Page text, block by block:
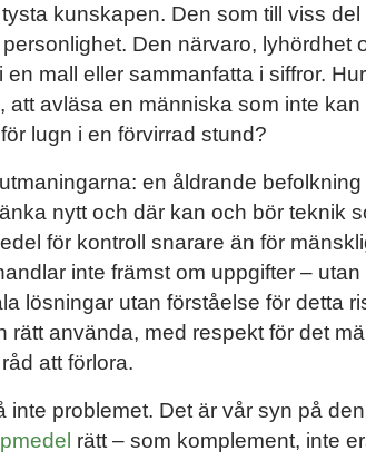
kunskapen. Den som till viss
Den närvaro, lyhördhet
mall eller sammanfatta i siffror.
att avläsa en människa som inte
lugn i en förvirrad stund?
en åldrande
nytt och där kan och bör teknik
för kontroll snarare än för
inte främst om uppgifter –
lösningar utan förståelse för detta
rätt använda, med respekt för det
att förlora.
inte problemet. Det är vår syn på
rätt – som komplement, inte